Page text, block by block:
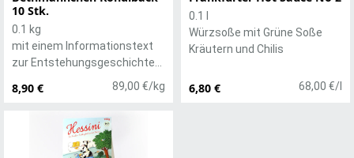
10 Stk.
8,90 € 89,00 €/kg
0.1 kg
mit einem Informationstext
zur Entstehungsgeschichte
Traditionsgebäcks
6,80 € 68,00 €/l
0.1 l
Würzsoße mit Grüne Soße
Kräutern und Chilis